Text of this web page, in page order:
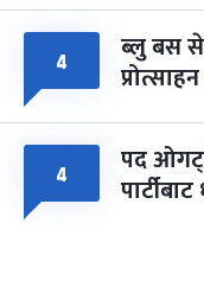
४ ब्लु बस
४ पद